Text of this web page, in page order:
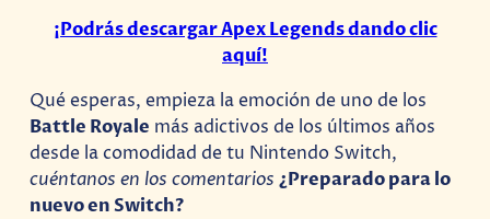
¡Podrás descargar Apex Legends dando clic
aquí!
Qué esperas, empieza la emoción de uno de los
Battle Royale más adictivos de los últimos años
desde la comodidad de tu Nintendo Switch,
cuéntanos en los comentarios ¿Preparado para lo
nuevo en Switch?